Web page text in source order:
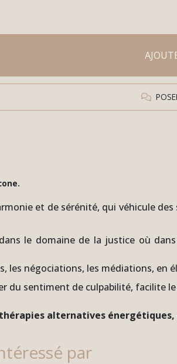
et de sérénité, qui véhicule
le domaine de la justice où
les négociations, les médiations,
du sentiment de culpabilité,
alternatives
par